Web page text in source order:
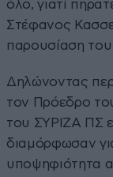
όλο, γιατί
Στέφανος
παρουσίαση
Δηλώνοντας
τον Πρόεδρο
του ΣΥΡΙΖΑ ΠΣ
διαμόρφωσαν
υποψηφιότητα